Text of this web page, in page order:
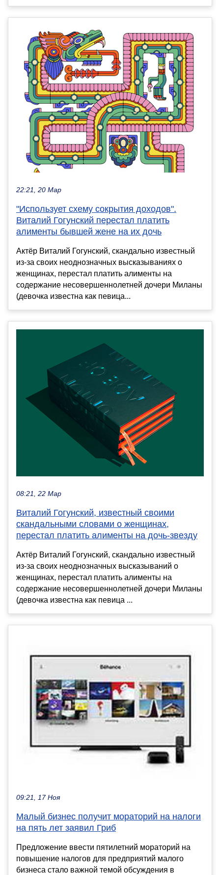
22:21, 20 Мар
"Использует схему сокрытия доходов".
Виталий Гогунский перестал платить
алименты бывшей жене на их дочь
Актёр Виталий Гогунский, скандально известный
из-за своих неоднозначных высказываниях о
женщинах, перестал платить алименты на
содержание несовершеннолетней дочери Миланы
(девочка известна как певица...
08:21, 22 Мар
Виталий Гогунский, известный своими
скандальными словами о женщинах,
перестал платить алименты на дочь-звезду
Актёр Виталий Гогунский, скандально известный
из-за своих неоднозначных высказываний о
женщинах, перестал платить алименты на
содержание несовершеннолетней дочери Миланы
(девочка известна как певица ...
09:21, 17 Ноя
Малый бизнес получит мораторий на налоги
на пять лет заявил Гриб
Предложение ввести пятилетний мораторий на
повышение налогов для предприятий малого
бизнеса стало важной темой обсуждения в